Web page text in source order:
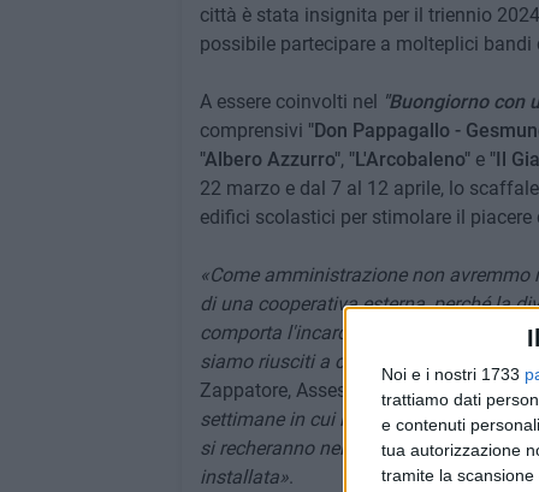
Noi e i nostri 1733
trattiamo dati
e contenuti
tua autorizzazione
tramite la
città è stata insignita per il triennio
possibile partecipare a molteplici
A essere coinvolti nel "Buongiorno con
comprensivi "Don Pappagallo -
"Albero Azzurro", "L'Arcobaleno"e "Il
22 marzo e dal 7 al 12 aprile, lo
edifici scolastici per stimolare il
«Come amministrazione non
di una cooperativa esterna, perché la
comporta l'incardinamento di un
siamo riusciti a costituire un tavolo di
Zappatore, Assessora alla cultura e
settimane in cui i volontari del Servizio
si recheranno nelle scuole con una
installata».